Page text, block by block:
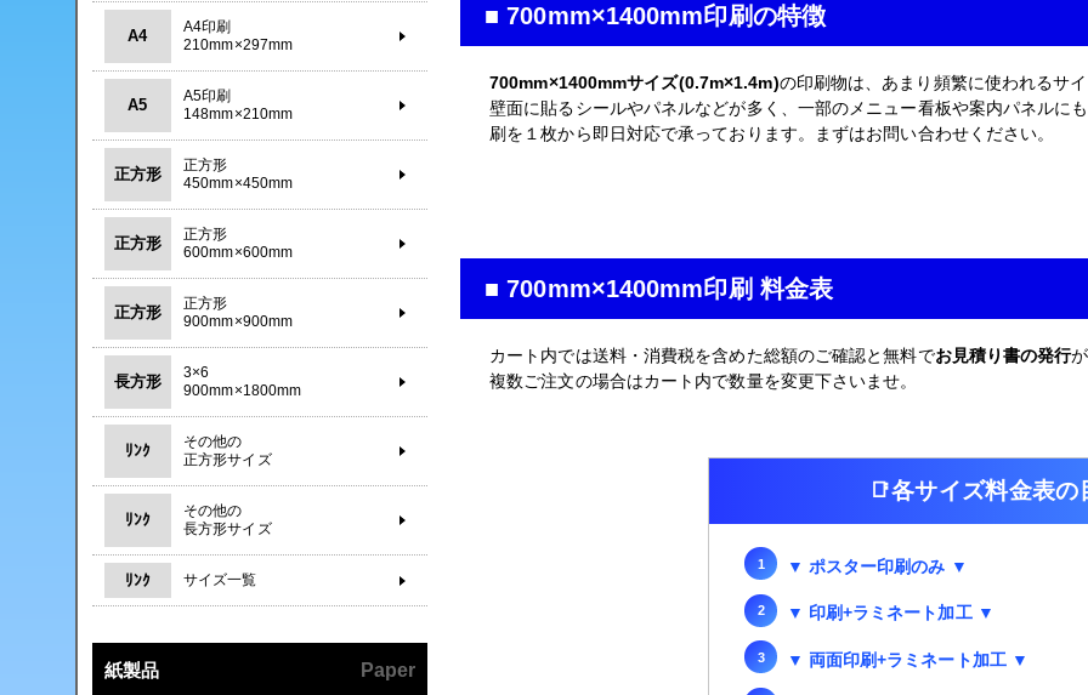
■ 700mm×1400mm印刷の特徴
700mm×1400mmサイズ(0.7m×1.4m)の印刷物は、あまり頻繁に使われるサ
壁面に貼るシールやパネルなどが多く、一部のメニュー看板や案内パネルに
刷を１枚から即日対応で承っております。まずはお問い合わせください。
■ 700mm×1400mm印刷 料金表
カート内では送料・消費税を含めた総額のご確認と無料でお見積り書の発行
複数ご注文の場合はカート内で数量を変更下さいませ。
各サイズ料金表の
▼ ポスター印刷のみ ▼
▼ 印刷+ラミネート加工 ▼
▼ 両面印刷+ラミネート加工 ▼
A4
A4印刷
210mm×297mm
A5
A5印刷
148mm×210mm
正方形
正方形
450mm×450mm
正方形
正方形
600mm×600mm
正方形
正方形
900mm×900mm
長方形
3×6
900mm×1800mm
ﾘﾝｸ
その他の
正方形サイズ
ﾘﾝｸ
その他の
長方形サイズ
ﾘﾝｸ サイズ一覧
紙製品 Paper